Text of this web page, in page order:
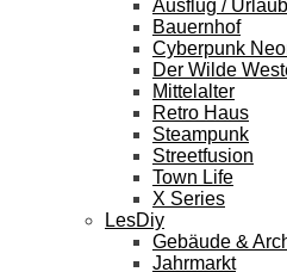
Ausflug / Urlaub
Bauernhof
Cyberpunk
Der Wilde
Mittelalter
Retro Haus
Steampunk
Streetfusion
Town Life
X Series
LesDiy
Gebäude &
Jahrmarkt